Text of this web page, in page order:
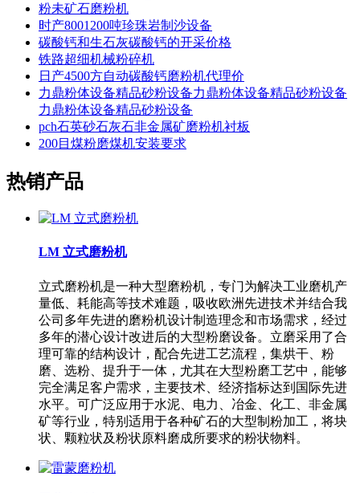
粉未矿石磨粉机
时产8001200吨珍珠岩制沙设备
碳酸钙和生石灰碳酸钙的开采价格
铁路超细机械粉碎机
日产4500方自动碳酸钙磨粉机代理价
力鼎粉体设备精品砂粉设备力鼎粉体设备精品砂粉设备
力鼎粉体设备精品砂粉设备
pch石英砂石灰石非金属矿磨粉机衬板
200目煤粉磨煤机安装要求
热销产品
LM 立式磨粉机
立式磨粉机是一种大型磨粉机，专门为解决工业磨机产
量低、耗能高等技术难题，吸收欧洲先进技术并结合我
公司多年先进的磨粉机设计制造理念和市场需求，经过
多年的潜心设计改进后的大型粉磨设备。立磨采用了合
理可靠的结构设计，配合先进工艺流程，集烘干、粉
磨、选粉、提升于一体，尤其在大型粉磨工艺中，能够
完全满足客户需求，主要技术、经济指标达到国际先进
水平。可广泛应用于水泥、电力、冶金、化工、非金属
矿等行业，特别适用于各种矿石的大型制粉加工，将块
状、颗粒状及粉状原料磨成所要求的粉状物料。